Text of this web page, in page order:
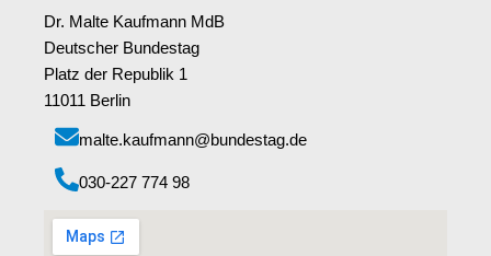
Dr. Malte Kaufmann MdB
Deutscher Bundestag
Platz der Republik 1
11011 Berlin
malte.kaufmann@bundestag.de
‭030-227 774 98‬